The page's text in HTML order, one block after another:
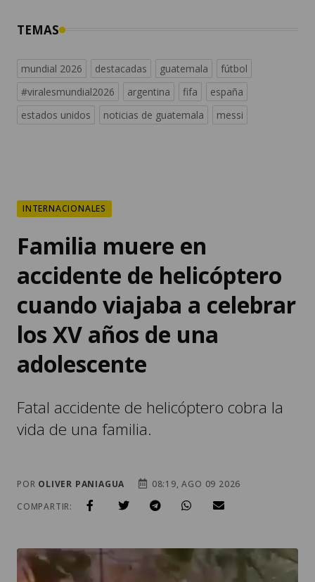
TEMAS
mundial 2026 destacadas guatemala
fútbol
#viralesmundial2026
argentina fifa
españa
estados unidos
noticias de guatemala messi
INTERNACIONALES
Familia muere en
accidente de helicóptero
cuando viajaba a celebrar
los XV años de una
adolescente
Fatal accidente de helicóptero cobra la
vida de una familia.
POR OLIVER PANIAGUA
08:19, AGO 09 2026
COMPARTIR: